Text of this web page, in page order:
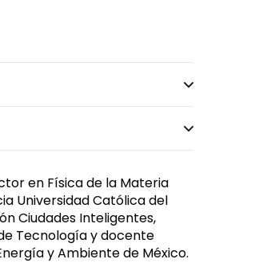
en Física de la Materia
Universidad Católica del
Ciudades Inteligentes,
Tecnología y docente
y Ambiente de México.